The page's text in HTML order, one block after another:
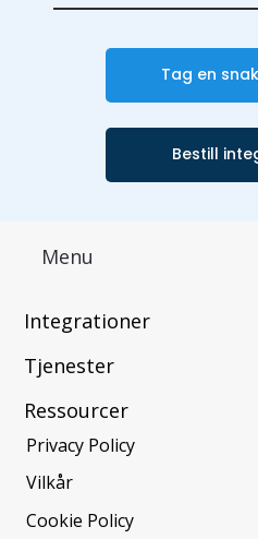
Tag en
Bestill
Menu
Privacy Policy
Integrationer
Tjenester
Ressourcer
Vilkår
Cookie Policy